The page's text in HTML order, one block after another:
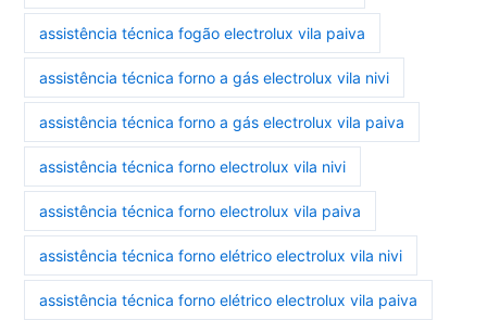
assistência técnica fogão electrolux vila paiva
assistência técnica forno a gás electrolux vila nivi
assistência técnica forno a gás electrolux vila paiva
assistência técnica forno electrolux vila nivi
assistência técnica forno electrolux vila paiva
assistência técnica forno elétrico electrolux vila nivi
assistência técnica forno elétrico electrolux vila paiva